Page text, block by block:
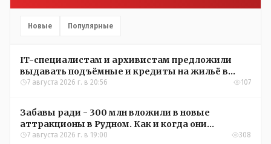
Новые Популярные
IT-специалистам и архивистам предложили
выдавать подъёмные и кредиты на жильё в
сёлах Казахстана
7 августа 2026 г. в 20:56 107
Забавы ради - 300 млн вложили в новые
аттракционы в Рудном. Как и когда они
окупятся?
7 августа 2026 г. в 19:00 308